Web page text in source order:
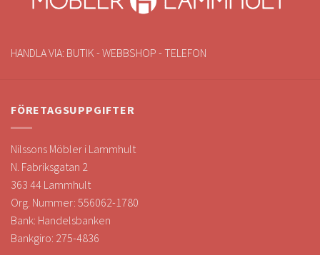
HANDLA VIA: BUTIK - WEBBSHOP - TELEFON
FÖRETAGSUPPGIFTER
Nilssons Möbler i Lammhult
N. Fabriksgatan 2
363 44 Lammhult
Org. Nummer: 556062-1780
Bank: Handelsbanken
Bankgiro: 275-4836